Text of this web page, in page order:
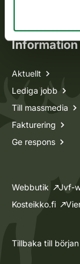
Ansökan om
Information
Aktuellt
Lediga jobb
Till massmedia
Fakturering
Ge respons
Webbutik Jvf-
Kosteikko.fi
Tillbaka till början